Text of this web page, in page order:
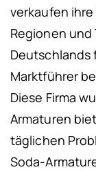
verkaufen
Regionen und
Deutschlands
Marktführer
Diese Firma
Armaturen
täglichen
Soda-